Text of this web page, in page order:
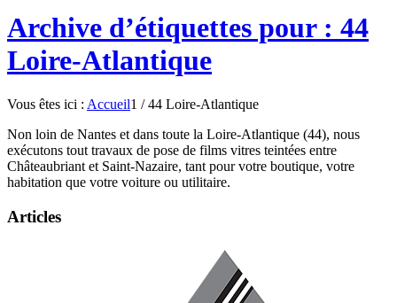
Archive d’étiquettes pour : 44
Loire-Atlantique
Vous êtes ici : Accueil1 / 44 Loire-Atlantique
Non loin de Nantes et dans toute la Loire-Atlantique (44), nous
exécutons tout travaux de pose de films vitres teintées entre
Châteaubriant et Saint-Nazaire, tant pour votre boutique, votre
habitation que votre voiture ou utilitaire.
Articles